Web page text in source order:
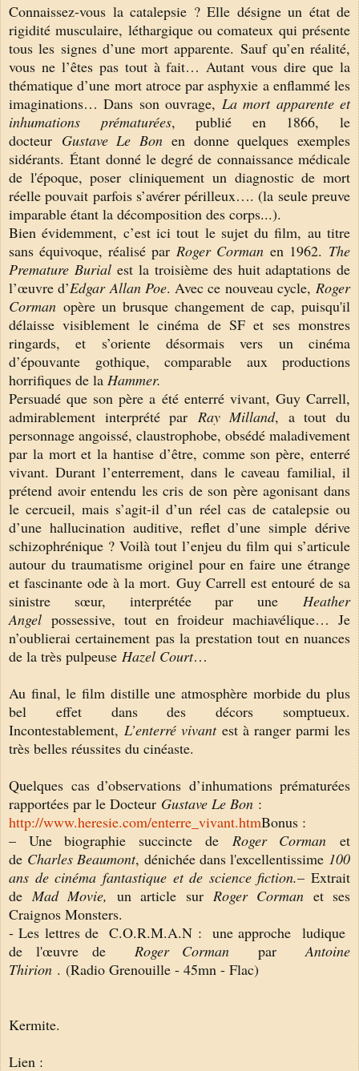
Connaissez-vous la catalepsie ? Elle désigne un état de
rigidité musculaire, léthargique ou comateux qui présente
tous les signes d’une mort apparente. Sauf qu’en réalité,
vous ne l’êtes pas tout à fait… Autant vous dire que la
thématique d’une mort atroce par asphyxie a enflammé les
imaginations… Dans son ouvrage,La mort apparente et
inhumations prématurées, publié en 1866, le
docteur Gustave Le Bonen donne quelques exemples
sidérants.Étant donné le degré de connaissance médicale
de l'époque, poser cliniquement un diagnostic de mort
réelle pouvait parfois s’avérer périlleux…. (la seule preuve
imparable étant la décomposition des corps...).
Bien évidemment, c’est ici tout le sujet du film, au titre
sans équivoque, réalisé par Roger Corman en 1962. The
Premature Burialest la troisième des huit adaptations de
l’œuvre d’Edgar Allan Poe. Avec ce nouveau cycle, Roger
Corman opère un brusque changement de cap, puisqu'il
délaisse visiblement le cinéma de SF et ses monstres
ringards, et s’oriente désormais vers un cinéma
d’épouvante gothique, comparable aux productions
horrifiques de la Hammer.
Persuadé que son père a été enterré vivant, Guy Carrell,
admirablement interprété par Ray Milland, a tout du
personnage angoissé, claustrophobe, obsédé maladivement
par la mort et la hantise d’être, comme son père, enterré
vivant. Durant l’enterrement, dans le caveau familial, il
prétend avoir entendu les cris de son père agonisant dans
le cercueil, mais s’agit-il d’un réel cas de catalepsie ou
d’une hallucination auditive, reflet d’une simple dérive
schizophrénique ? Voilà tout l’enjeu du film qui s’articule
autour du traumatisme originel pour en faire une étrange
et fascinante ode à la mort. Guy Carrell est entouré de sa
sinistre sœur, interprétée par une Heather
Angel possessive, tout en froideur machiavélique… Je
n’oublierai certainement pas la prestation tout en nuances
de la très pulpeuse Hazel Court…
Au final, le film distille une atmosphère morbide du plus
bel effet dans des décors somptueux.
Incontestablement, L’enterré vivantest à ranger parmi les
très belles réussites du cinéaste.
Quelques cas d’observations d’inhumations prématurées
rapportées par le Docteur Gustave Le Bon :
http://www.heresie.com/enterre_vivant.htmBonus :
– Une biographie succincte de Roger Corman et
de Charles Beaumont, dénichée dans l'excellentissime 100
ans de cinéma fantastique et de science fiction.– Extrait
deMad Movie, un article sur Roger Cormanet ses
Craignos Monsters.
- Les lettres de C.O.R.M.A.N : une approche ludique
de l'œuvre de Roger CormanparAntoine
Thirion . (Radio Grenouille - 45mn - Flac)
Kermite.
Lien :